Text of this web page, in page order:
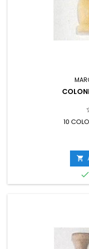
10

